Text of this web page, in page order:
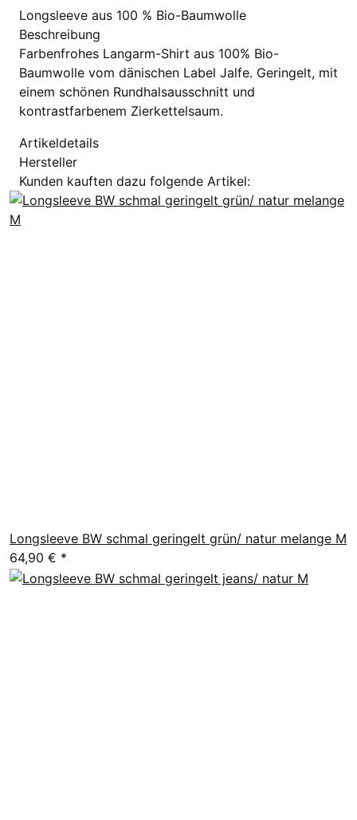
Longsleeve aus 100 % Bio-Baumwolle
Beschreibung
Farbenfrohes Langarm-Shirt aus 100% Bio-
Baumwolle vom dänischen Label Jalfe. Geringelt, mit
einem schönen Rundhalsausschnitt und
kontrastfarbenem Zierkettelsaum.
Artikeldetails
Hersteller
Kunden kauften dazu folgende Artikel:
Longsleeve BW schmal geringelt grün/ natur melange M
64,90 € *